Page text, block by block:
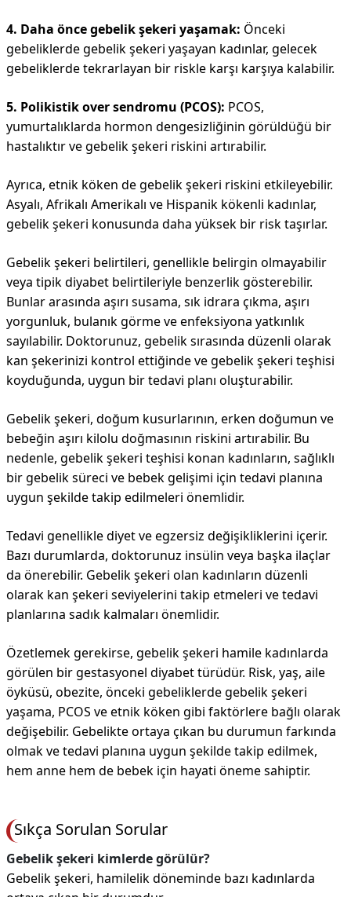
4. Daha önce gebelik şekeri yaşamak: Önceki
gebeliklerde gebelik şekeri yaşayan kadınlar, gelecek
gebeliklerde tekrarlayan bir riskle karşı karşıya kalabilir.
5. Polikistik over sendromu (PCOS): PCOS,
yumurtalıklarda hormon dengesizliğinin görüldüğü bir
hastalıktır ve gebelik şekeri riskini artırabilir.
Ayrıca, etnik köken de gebelik şekeri riskini etkileyebilir.
Asyalı, Afrikalı Amerikalı ve Hispanik kökenli kadınlar,
gebelik şekeri konusunda daha yüksek bir risk taşırlar.
Gebelik şekeri belirtileri, genellikle belirgin olmayabilir
veya tipik diyabet belirtileriyle benzerlik gösterebilir.
Bunlar arasında aşırı susama, sık idrara çıkma, aşırı
yorgunluk, bulanık görme ve enfeksiyona yatkınlık
sayılabilir. Doktorunuz, gebelik sırasında düzenli olarak
kan şekerinizi kontrol ettiğinde ve gebelik şekeri teşhisi
koyduğunda, uygun bir tedavi planı oluşturabilir.
Gebelik şekeri, doğum kusurlarının, erken doğumun ve
bebeğin aşırı kilolu doğmasının riskini artırabilir. Bu
nedenle, gebelik şekeri teşhisi konan kadınların, sağlıklı
bir gebelik süreci ve bebek gelişimi için tedavi planına
uygun şekilde takip edilmeleri önemlidir.
Tedavi genellikle diyet ve egzersiz değişikliklerini içerir.
Bazı durumlarda, doktorunuz insülin veya başka ilaçlar
da önerebilir. Gebelik şekeri olan kadınların düzenli
olarak kan şekeri seviyelerini takip etmeleri ve tedavi
planlarına sadık kalmaları önemlidir.
Özetlemek gerekirse, gebelik şekeri hamile kadınlarda
görülen bir gestasyonel diyabet türüdür. Risk, yaş, aile
öyküsü, obezite, önceki gebeliklerde gebelik şekeri
yaşama, PCOS ve etnik köken gibi faktörlere bağlı olarak
değişebilir. Gebelikte ortaya çıkan bu durumun farkında
olmak ve tedavi planına uygun şekilde takip edilmek,
hem anne hem de bebek için hayati öneme sahiptir.
Sıkça Sorulan Sorular
Gebelik şekeri kimlerde görülür?
Gebelik şekeri, hamilelik döneminde bazı kadınlarda